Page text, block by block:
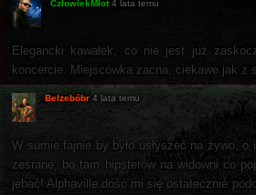
CzłowiekMłot 4 lata temu
Elegancki kawałek, co nie jest już
koncercie. Miejscówka zacna, ciekawe jak z
Belzebóbr 4 lata temu
W sumie fajnie by było usłyszeć na żywo, o
zesrane, bo tam hipsterów na widowni co
jebać! Alphaville dość mi się ostatecznie